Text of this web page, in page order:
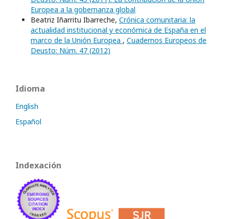
Europea a la gobernanza global
Beatriz Iñarritu Ibarreche, Crónica comunitaria: la
actualidad institucional y económica de España en el
marco de la Unión Europea , Cuadernos Europeos de
Deusto: Núm. 47 (2012)
Idioma
English
Español
Indexación